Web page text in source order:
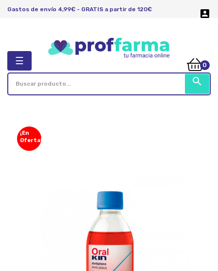
Gastos de envío 4,99€ - GRATIS a partir de 120€ 
search
Navegación
de
palanca
☰ 0
¡En
Oferta!